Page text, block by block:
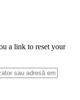
a link to reset your